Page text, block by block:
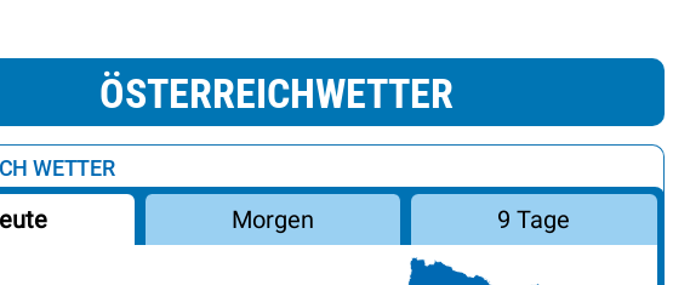
ÖSTERREICHWETTER
WETTER
Morgen 9 Tage